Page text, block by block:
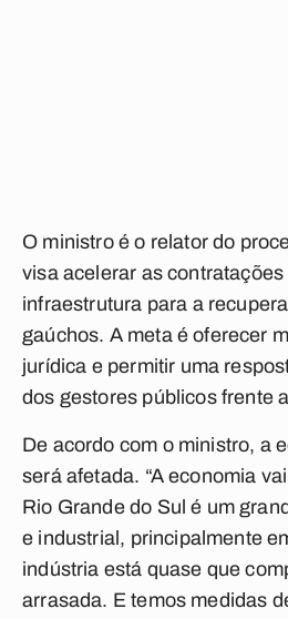
O ministro é o relator do
visa acelerar as contratações
infraestrutura para a
gaúchos. A meta é oferecer
jurídica e permitir uma
dos gestores públicos frente
De acordo com o ministro, a
será afetada. “A economia
Rio Grande do Sul é um
e industrial, principalmente
indústria está quase que
arrasada. E temos medidas